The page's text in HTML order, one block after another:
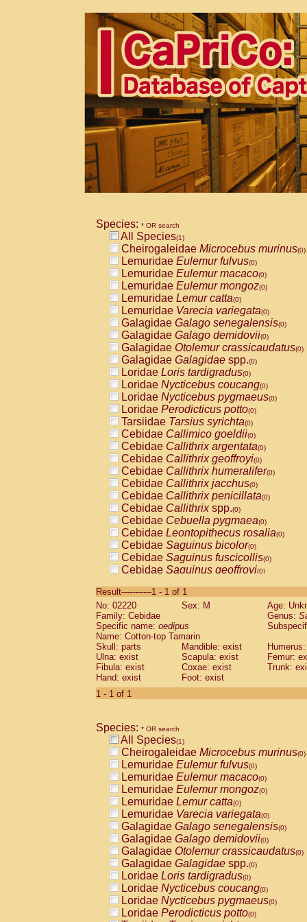
Species: * OR search
All Species(1)
Cheirogaleidae Microcebus murinus(0)
Lemuridae Eulemur fulvus(0)
Lemuridae Eulemur macaco(0)
Lemuridae Eulemur mongoz(0)
Lemuridae Lemur catta(0)
Lemuridae Varecia variegata(0)
Galagidae Galago senegalensis(0)
Galagidae Galago demidovii(0)
Galagidae Otolemur crassicaudatus(0)
Galagidae Galagidae spp.(0)
Loridae Loris tardigradus(0)
Loridae Nycticebus coucang(0)
Loridae Nycticebus pygmaeus(0)
Loridae Perodicticus potto(0)
Tarsiidae Tarsius syrichta(0)
Cebidae Callimico goeldii(0)
Cebidae Callithrix argentata(0)
Cebidae Callithrix geoffroyi(0)
Cebidae Callithrix humeralifer(0)
Cebidae Callithrix jacchus(0)
Cebidae Callithrix penicillata(0)
Cebidae Callithrixspp.(0)
Cebidae Cebuella pygmaea(0)
Cebidae Leontopithecus rosalia(0)
Cebidae Saguinus bicolor(0)
Cebidae Saguinus fuscicollis(0)
Cebidae Saguinus geoffroyi(0)
CebidaeSaguinus labiatus(0)
Cebidae Saguinus leucopus (0)
Cebidae
CebidaeSaguinus mystax
Cebidae Saguinus nigricollis (0)
Cebidae Saguinus oedipus
Cebidae Saguinus weddelli
Cebidae Saguinusspp.
Cebidae
CebidaeCebus capucinus
CebidaeCebus nigrivittatus
CebidaeCebus spp.(0)
CebidaeSaimiri boliviensis(0)
CebidaeSaimiri sciureus(0)
AtelidaeAlouatta caraya(0)
AtelidaeAlouatta fusca(0)
AtelidaeAlouatta seniculus(0)
AtelidaeAlouattaspp.(0)
AtelidaeAteles belzebuth(0)
AtelidaeAteles geoffroyi(0)
AtelidaeAteles paniscus(0)
AtelidaeAtelesspp.(0)
AtelidaeLagothrix lagothricha(0)
AtelidaeLagothrix lagothricha cana
PitheciidaeCacajao calvus
Result-----------1 - 1 of 1
No: 02220
Sex: M
Age:
Family: Cebidae
Genus:
Specific name: oedipus
Name: Cotton-top Tamarin
Skull: parts
Mandible: exist
Ulna: exist
Scapula: exist
Femur:
Fibula: exist
Coxae: exist
Trunk:
Hand: exist
Foot: exist
1 - 1 of 1
Species: * OR search
All Species(1)
Cheirogaleidae Microcebus murinus(0)
Lemuridae Eulemur fulvus(0)
Lemuridae Eulemur macaco(0)
Lemuridae Eulemur mongoz(0)
Lemuridae Lemur catta(0)
Lemuridae Varecia variegata(0)
Galagidae Galago senegalensis(0)
Galagidae Galago demidovii(0)
Galagidae Otolemur crassicaudatus(0)
Galagidae Galagidae spp.(0)
Loridae Loris tardigradus(0)
Loridae Nycticebus coucang(0)
Loridae Nycticebus pygmaeus(0)
Loridae Perodicticus potto(0)